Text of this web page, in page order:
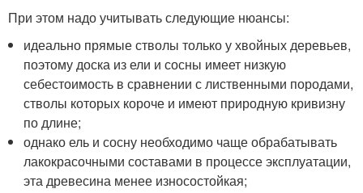
При этом надо учитывать следующие нюансы:
идеально прямые стволы только у хвойных деревьев,
поэтому доска из ели и сосны имеет низкую
себестоимость в сравнении с лиственными породами,
стволы которых короче и имеют природную кривизну
по длине;
однако ель и сосну необходимо чаще обрабатывать
лакокрасочными составами в процессе эксплуатации,
эта древесина менее износостойкая;